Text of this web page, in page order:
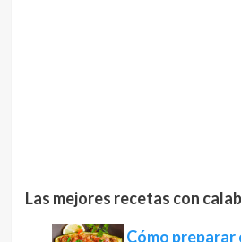
Las mejores recetas con
Cómo preparar